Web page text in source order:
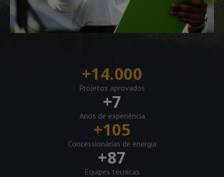
+14.000
Projetos aprovados
+7
Anos de experiência
+105
Concessionárias de energia
+87
Equipes técnicas